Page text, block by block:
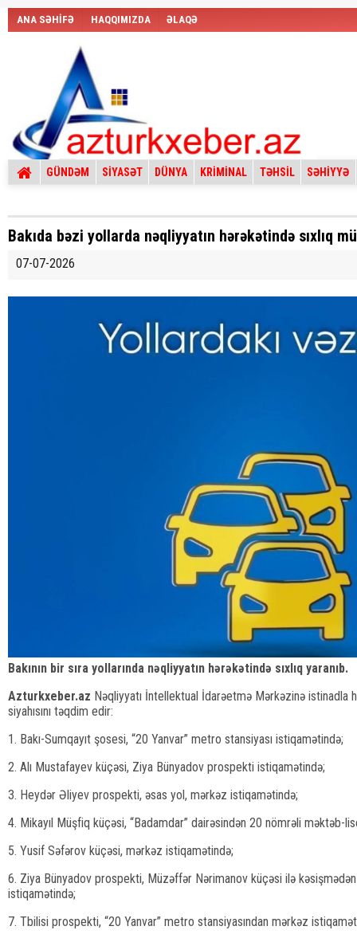
ANA SƏHİFƏ HAQQIMIZDA ƏLAQƏ
GÜNDƏM SİYASƏT DÜNYA KRİMİNAL TƏHSİL SƏHİYYƏ
Bakıda bəzi yollarda nəqliyyatın hərəkətində sıxlıq
07-07-2026
Bakının bir sıra yollarında nəqliyyatın hərəkətində sıxlıq yaranıb.
Azturkxeber.az Nəqliyyatı İntellektual İdarəetmə Mərkəzinə istinadla
siyahısını təqdim edir:
1. Bakı-Sumqayıt şosesi, “20 Yanvar” metro stansiyası istiqamətində;
2. Alı Mustafayev küçəsi, Ziya Bünyadov prospekti istiqamətində;
3. Heydər Əliyev prospekti, əsas yol, mərkəz istiqamətində;
4. Mikayıl Müşfiq küçəsi, “Badamdar” dairəsindən 20 nömrəli məktəb-
5. Yusif Səfərov küçəsi, mərkəz istiqamətində;
6. Ziya Bünyadov prospekti, Müzəffər Nərimanov küçəsi ilə kəsişmədən
istiqamətində;
7. Tbilisi prospekti, “20 Yanvar” metro stansiyasından mərkəz